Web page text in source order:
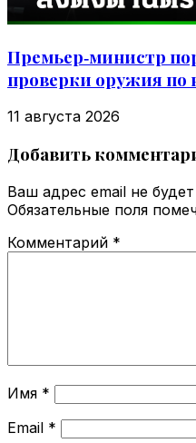
Премьер‑министр
проверки оружия по
11 августа 2026
Добавить
Ваш адрес email не
Обязательные поля
Комментарий *
Имя *
Email *